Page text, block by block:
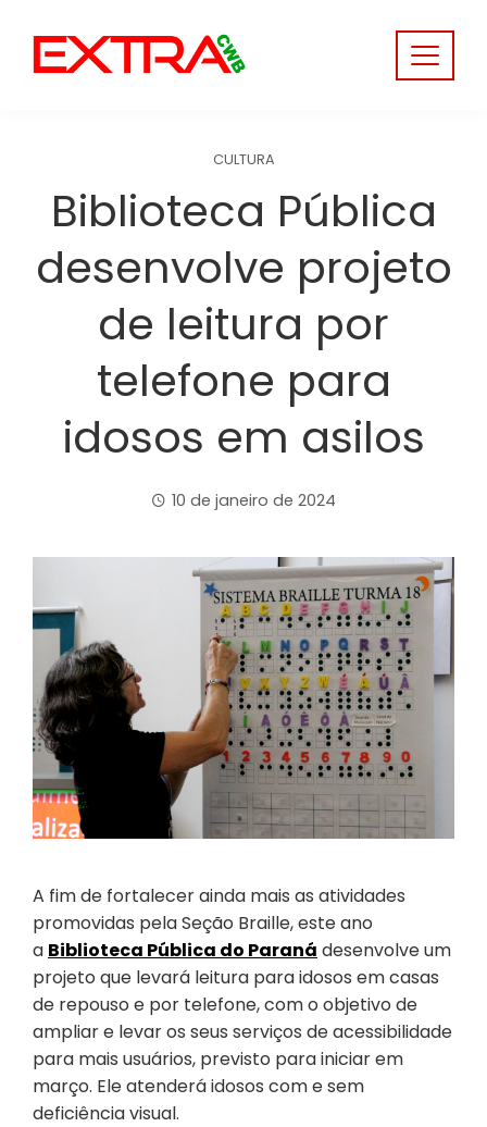
content
CULTURA
Biblioteca Pública
desenvolve projeto
de leitura por
telefone para
idosos em asilos
10 de janeiro de 2024
A fim de fortalecer ainda mais as atividades
promovidas pela Seção Braille, este ano
a Biblioteca Pública do Paraná desenvolve um
projeto que levará leitura para idosos em casas
de repouso e por telefone, com o objetivo de
ampliar e levar os seus serviços de acessibilidade
para mais usuários, previsto para iniciar em
março. Ele atenderá idosos com e sem
deficiência visual.